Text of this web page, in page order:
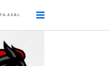
A.S.B.L.